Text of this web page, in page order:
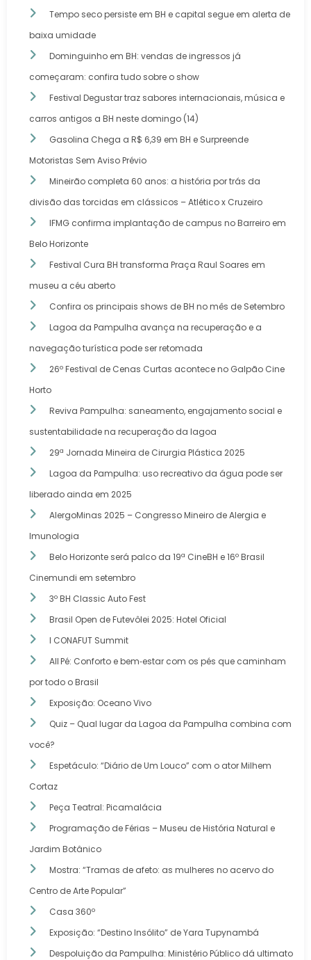
Tempo seco persiste em BH e capital segue em alerta de
baixa umidade
Dominguinho em BH: vendas de ingressos já
começaram: confira tudo sobre o show
Festival Degustar traz sabores internacionais, música e
carros antigos a BH neste domingo (14)
Gasolina Chega a R$ 6,39 em BH e Surpreende
Motoristas Sem Aviso Prévio
Mineirão completa 60 anos: a história por trás da
divisão das torcidas em clássicos – Atlético x Cruzeiro
IFMG confirma implantação de campus no Barreiro em
Belo Horizonte
Festival Cura BH transforma Praça Raul Soares em
museu a céu aberto
Confira os principais shows de BH no mês de Setembro
Lagoa da Pampulha avança na recuperação e a
navegação turística pode ser retomada
26º Festival de Cenas Curtas acontece no Galpão Cine
Horto
Reviva Pampulha: saneamento, engajamento social e
sustentabilidade na recuperação da lagoa
29ª Jornada Mineira de Cirurgia Plástica 2025
Lagoa da Pampulha: uso recreativo da água pode ser
liberado ainda em 2025
AlergoMinas 2025 – Congresso Mineiro de Alergia e
Imunologia
Belo Horizonte será palco da 19ª CineBH e 16º Brasil
Cinemundi em setembro
3º BH Classic Auto Fest
Brasil Open de Futevôlei 2025: Hotel Oficial
I CONAFUT Summit
All Pé: Conforto e bem‑estar com os pés que caminham
por todo o Brasil
Exposição: Oceano Vivo
Quiz – Qual lugar da Lagoa da Pampulha combina com
você?
Espetáculo: “Diário de Um Louco” com o ator Milhem
Cortaz
Peça Teatral: Picamalácia
Programação de Férias – Museu de História Natural e
Jardim Botânico
Mostra: “Tramas de afeto: as mulheres no acervo do
Centro de Arte Popular”
Casa 360º
Exposição: “Destino Insólito” de Yara Tupynambá
Despoluição da Pampulha: Ministério Público dá ultimato